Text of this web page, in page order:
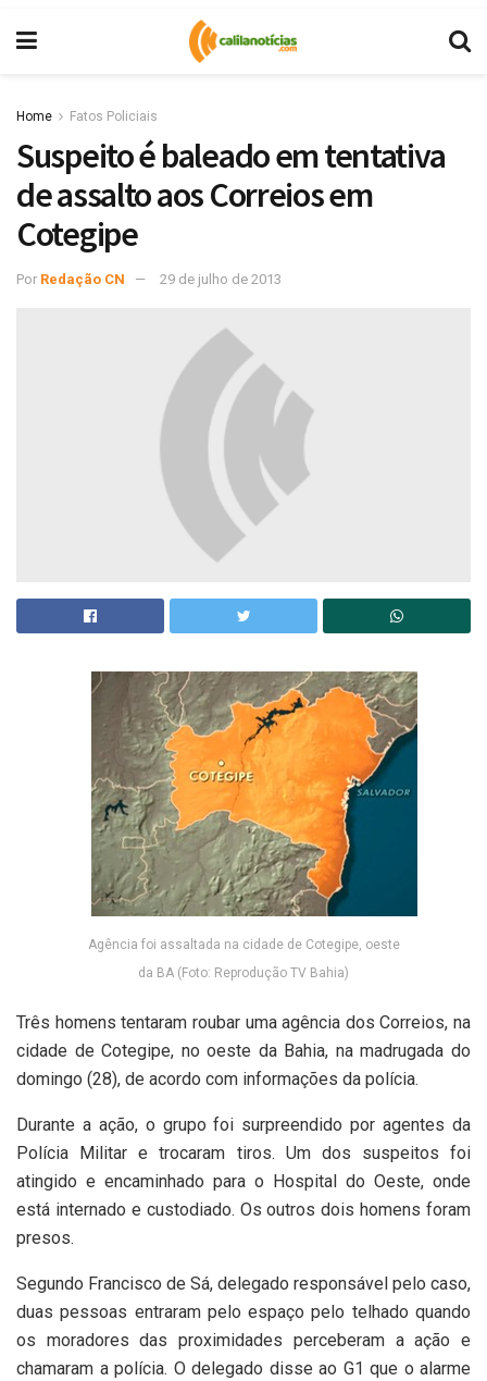
Home Fatos Policiais
Suspeito é baleado em tentativa
de assalto aos Correios em
Cotegipe
Por Redação CN 29 de julho de 2013
Agência foi assaltada na cidade de Cotegipe, oeste
da BA (Foto: Reprodução TV Bahia)
Três homens tentaram roubar uma agência dos Correios, na
cidade de Cotegipe, no oeste da Bahia, na madrugada do
domingo (28), de acordo com informações da polícia.
Durante a ação, o grupo foi surpreendido por agentes da
Polícia Militar e trocaram tiros. Um dos suspeitos foi
atingido e encaminhado para o Hospital do Oeste, onde
está internado e custodiado. Os outros dois homens foram
presos.
Segundo Francisco de Sá, delegado responsável pelo caso,
duas pessoas entraram pelo espaço pelo telhado quando
os moradores das proximidades perceberam a ação e
chamaram a polícia. O delegado disse ao G1 que o alarme